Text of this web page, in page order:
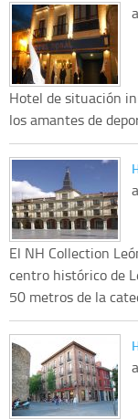
Hotel de situación
los amantes de
El NH Collection
centro histórico de
50 metros de la